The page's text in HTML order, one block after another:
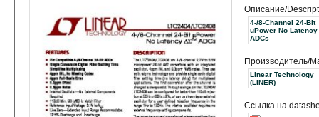
Описание/
4-/8-Channel 24-Bit
uPower No Latency
ADCs
Производитель/
Linear Technology
(LINER)
Ссылка на